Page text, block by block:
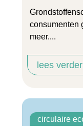
consumenten
meer....
lees verder
circulaire